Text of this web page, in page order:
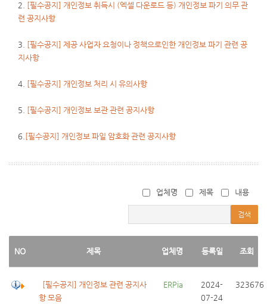
2.
[필수공지] 개인정보 취득시 (엑셀 다운로드 등) 개인정보 파기 의무 관
련 공지사항
3.
[필수공지] 제공 사업자 요청이나 정책으로인한 개인정보 파기 관련 공
지사항
4. [필수공지] 개인정보 처리 시 유의사항
5. [필수공지] 개인정보 보관 관련 공지사항
6. [필수공지] 개인정보 파일 암호화 관련 공지사항
업체명 제목 내용
검색
NO 제목 업체명 등록일 조회
[필수공지] 개인정보 관련 공지사
항 모음
ERPia
2024-
07-24
323676